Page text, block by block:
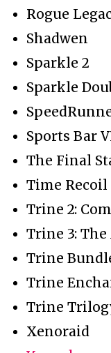
Rogue
Shadwen
Sparkle 2
Sparkle
Sports Bar
The Final
Time Recoil
Trine 2:
Trine 3:
Trine
Trine
Trine
Xenoraid